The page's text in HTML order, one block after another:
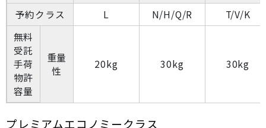
予約クラス
L N/H/Q/R
T/V/K
無料
受託
手荷
物許
容量
重量
性
20kg 30kg 30kg
プレミアムエコノミークラス